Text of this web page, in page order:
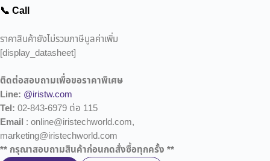
📞 Call
ราคาสินค้ายังไม่รวมภาษีมูลค่าเพิ่ม
[display_datasheet]
ติดต่อสอบถามเพื่อขอราคาพิเศษ
Line: @iristw.com
Tel: 02-843-6979 ต่อ 115
Email : online@iristechworld.com,
marketing@iristechworld.com
** กรุณาสอบถามสินค้าก่อนกดสั่งซื้อทุกครั้ง **